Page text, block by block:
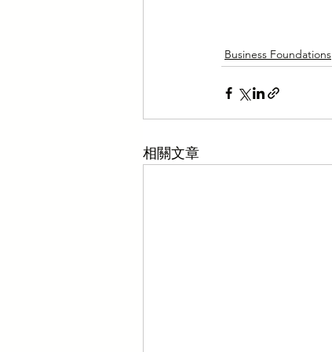
Business Foundations
相關文章